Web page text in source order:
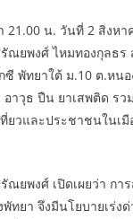
21.00 น. วันที่ 2 สิงห
ณยพงศ์ ไหมทองกุลธ
พัทยาใต้ ม.10 ต.หน
อาวุธ ปืน ยาเสพติด ร
ยวและประชาชนในเมื
ณยพงศ์ เปิดเผยว่า กา
พัทยา จึงมีนโยบายเร่